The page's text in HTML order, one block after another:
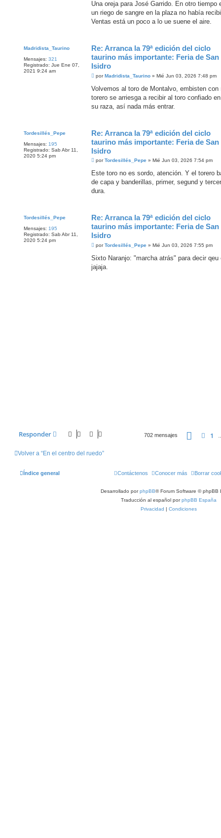
n
a
j
Una oreja para José Garrido. En otro tiempo
un riego de sangre en la plaza no había
Ventas está un poco a lo ue suene el aire.
Madridista_Taurino
Mensajes: 321
Registrado: Jue Ene 07,
2021 9:24 am
Re: Arranca la 79ª edición del ciclo
taurino más importante: Feria de San
Isidro
M
n
a
j
porMadridista_Taurino» Mié Jun 03, 2026 7:48 pm
Volvemos al toro de Montalvo, embisten
torero se arriesga a recibir al toro confiado
su raza, así nada más entrar.
Tordesillés_Pepe
Mensajes: 195
Registrado: Sab Abr 11,
2020 5:24 pm
Re: Arranca la 79ª edición del ciclo
taurino más importante: Feria de San
Isidro
M
n
a
j
porTordesillés_Pepe» Mié Jun 03, 2026 7:54 pm
Este toro no es sordo, atención. Y el torero
de capa y banderillas, primer, segund y
dura.
Tordesillés_Pepe
Mensajes: 195
Registrado: Sab Abr 11,
2020 5:24 pm
Re: Arranca la 79ª edición del ciclo
taurino más importante: Feria de San
Isidro
M
n
a
porTordesillés_Pepe» Mié Jun 03, 2026 7:55 pm
Sixto Naranjo: "marcha atrás" para decir
jajaja.
Responder 702 mensajes Página1
Volver a “En el centro del ruedo”
Índice general Borrar
Conocer más
Contáctenos
Desarrollado porphpBB® Forum Software © phpBB
Traducción al español porphpBB España
Privacidad | Condiciones